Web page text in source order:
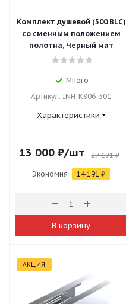
Комплект душевой (500 BLC)
со сменным положением
полотна, Черный мат
Много
Артикул: INH-K806-501
Характеристики
13 000₽/шт 27 191₽
Экономия 14 191 ₽
В корзину
АКЦИЯ